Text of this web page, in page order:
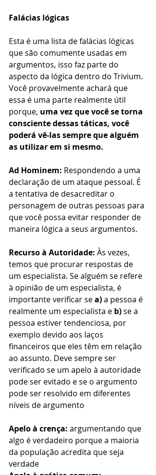
Falácias lógicas
Esta é uma lista de falácias lógicas
que são comumente usadas em
argumentos, isso faz parte do
aspecto da lógica dentro do Trivium.
Você provavelmente achará que
essa é uma parte realmente útil
porque, uma vez que você se torna
consciente dessas táticas, você
poderá vê-las sempre que alguém
as utilizar em si mesmo.
Ad Hominem: Respondendo a uma
declaração de um ataque pessoal. É
a tentativa de desacreditar o
personagem de outras pessoas para
que você possa evitar responder de
maneira lógica a seus argumentos.
Recurso à Autoridade: Às vezes,
temos que procurar respostas de
um especialista. Se alguém se refere
à opinião de um especialista, é
importante verificar se a) a pessoa é
realmente um especialista e b) se a
pessoa estiver tendenciosa, por
exemplo devido aos laços
financeiros que eles têm em relação
ao assunto. Deve sempre ser
verificado se um apelo à autoridade
pode ser evitado e se o argumento
pode ser resolvido em diferentes
níveis de argumento
Apelo à crença: argumentando que
algo é verdadeiro porque a maioria
da população acredita que seja
verdade